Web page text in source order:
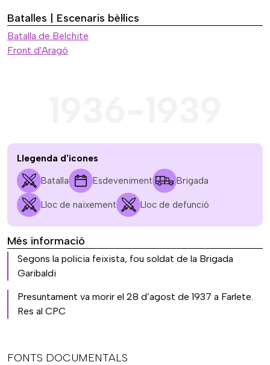
Batalles | Escenaris bèl·lics
Batalla de Belchite
Front d'Aragó
Llegenda d'icones
Batalla Esdeveniment Brigada
Lloc de naixement Lloc de defunció
Més informació
Segons la policia feixista, fou soldat de la Brigada
Garibaldi
Presuntament va morir el 28 d’agost de 1937 a Farlete.
Res al CPC
FONTS DOCUMENTALS